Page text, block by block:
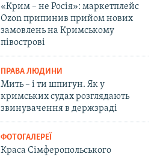
«Крим – не Росія»: маркетплейс
Ozon припинив прийом нових
замовлень на Кримському
півострові
ПРАВА ЛЮДИНИ
Мить – і ти шпигун. Як у
кримських судах розглядають
звинувачення в держзраді
ФОТОГАЛЕРЕЇ
Краса Сімферопольського